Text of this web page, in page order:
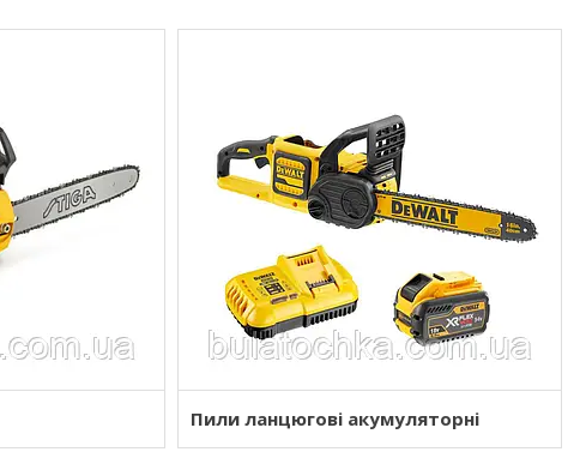
Пили ланцюгові акумуляторні